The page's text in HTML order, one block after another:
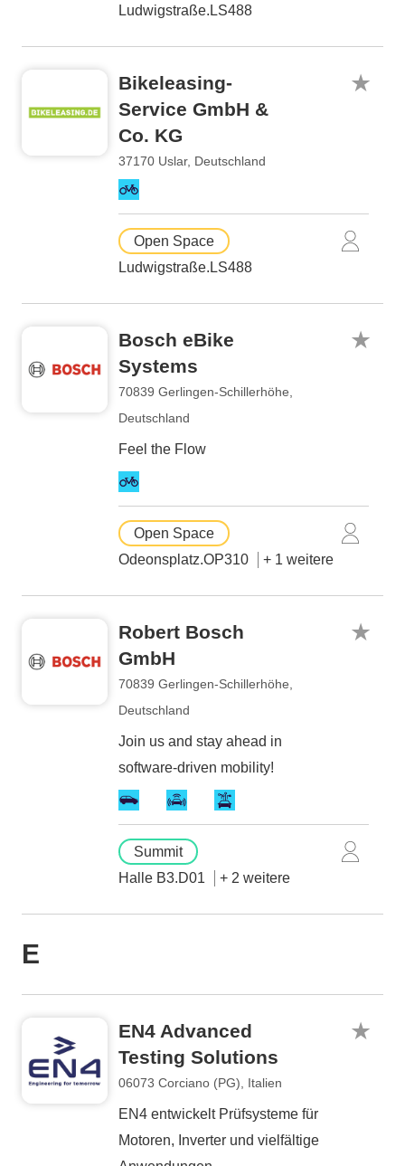
Ludwigstraße.LS488
Bikeleasing-
Service GmbH &
Co. KG
37170 Uslar, Deutschland
Open Space
Ludwigstraße.LS488
Bosch eBike
Systems
70839 Gerlingen-Schillerhöhe,
Deutschland
Feel the Flow
Open Space
Odeonsplatz.OP310
+ 1 weitere
Robert Bosch
GmbH
70839 Gerlingen-Schillerhöhe,
Deutschland
Join us and stay ahead in
software-driven mobility!
Summit
Halle B3.D01
+ 2 weitere
E
EN4 Advanced
Testing Solutions
06073 Corciano (PG), Italien
EN4 entwickelt Prüfsysteme für
Motoren, Inverter und vielfältige